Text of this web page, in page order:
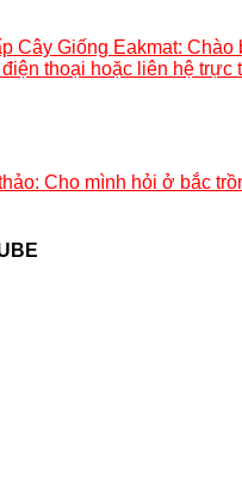
Cây Giống Eakmat: Chào
thoại hoặc liên hệ trực
Cho mình hỏi ở bắc